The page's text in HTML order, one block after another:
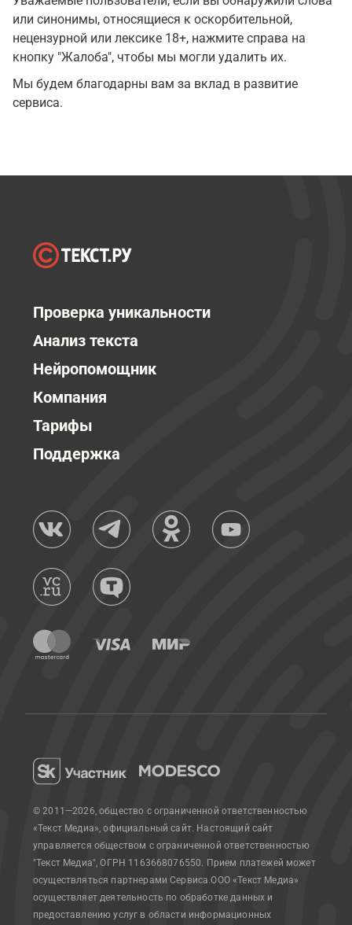
или синонимы, относящиеся к оскорбительной,
нецензурной или лексике 18+, нажмите справа на
кнопку "Жалоба", чтобы мы могли удалить их.
Мы будем благодарны вам за вклад в развитие
сервиса.
Проверка уникальности
Анализ текста
Нейропомощник
Компания
Тарифы
Поддержка
© 2011—2026, общество с ограниченной ответственностью
«Текст Медиа», официальный сайт. Настоящий сайт
управляется обществом с ограниченной ответственностью
"Текст Медиа", ОГРН 1163668076550. Прием платежей может
осуществляться партнерами Сервиса.ООО «Текст Медиа»
осуществляет деятельность по обработке данных и
предоставлению услуг в области информационных